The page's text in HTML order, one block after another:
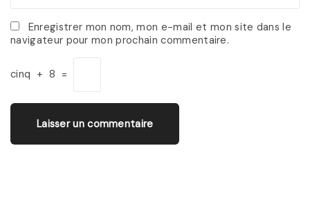
*
a
i
l
Enregistrer mon nom, mon e-mail et mon site dans le
navigateur pour mon prochain commentaire.
cinq + 8 =